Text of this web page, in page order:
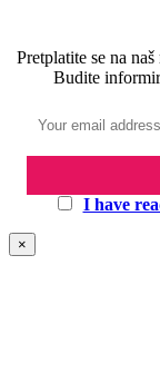
Pretplatite se na
Budite
I have
×